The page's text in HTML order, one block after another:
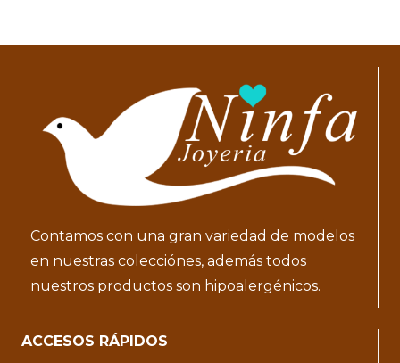
Contamos con una gran variedad de modelos
en nuestras colecciónes, además todos
nuestros productos son hipoalergénicos.
ACCESOS RÁPIDOS